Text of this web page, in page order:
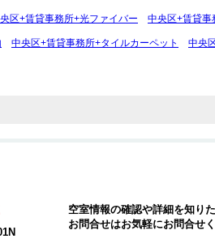
区+賃貸事務所+光ファイバー 中央区+賃貸事
中央区+賃貸事務所+タイルカーペット 中央
空室情報の確認や詳細を知り
お問合せはお気軽にお問合せ